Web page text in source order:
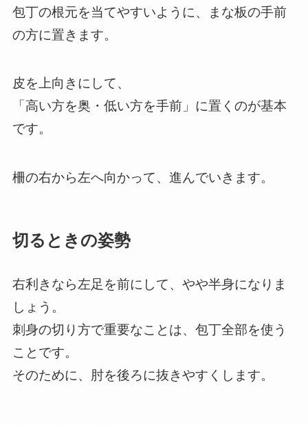
包丁の根元を当てやすいように、まな板の手前
の方に置きます。
皮を上向きにして、
「高い方を奥・低い方を手前」に置くのが基本
です。
柵の右から左へ向かって、進んでいきます。
切るときの姿勢
右利きなら左足を前にして、やや半身になりま
しょう。
刺身の切り方で重要なことは、包丁全部を使う
ことです。
そのために、肘を後ろに抜きやすくします。